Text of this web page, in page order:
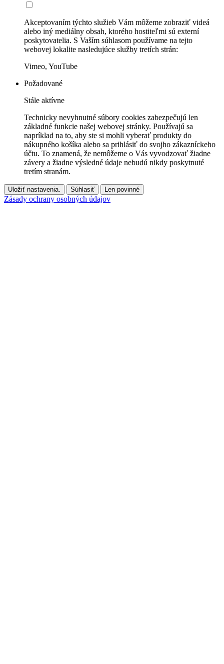
Akceptovaním týchto služieb Vám môžeme zobraziť videá
alebo iný mediálny obsah, ktorého hostiteľmi sú externí
poskytovatelia. S Vaším súhlasom používame na tejto
webovej lokalite nasledujúce služby tretích strán:
Vimeo, YouTube
Požadované
Stále aktívne
Technicky nevyhnutné súbory cookies zabezpečujú len
základné funkcie našej webovej stránky. Používajú sa
napríklad na to, aby ste si mohli vyberať produkty do
nákupného košíka alebo sa prihlásiť do svojho zákazníckeho
účtu. To znamená, že nemôžeme o Vás vyvodzovať žiadne
závery a žiadne výsledné údaje nebudú nikdy poskytnuté
tretím stranám.
Uložiť nastavenia. Súhlasiť Len povinné
Zásady ochrany osobných údajov